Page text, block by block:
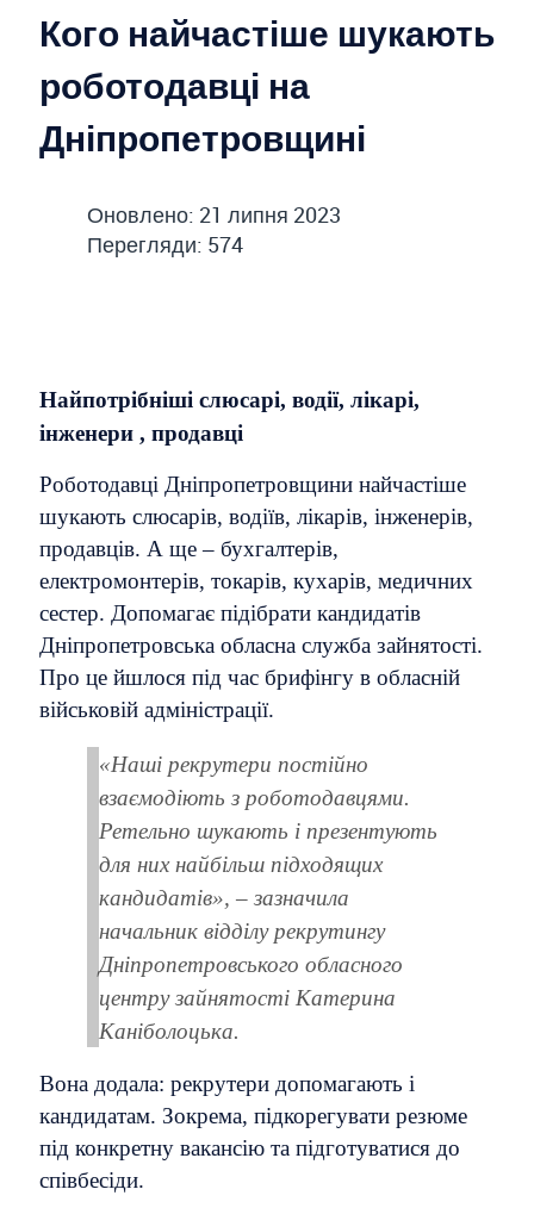
Кого найчастіше шукають
роботодавці на
Дніпропетровщині
Оновлено: 21 липня 2023
Перегляди: 574
Найпотрібніші слюсарі, водії, лікарі,
інженери , продавці
Роботодавці Дніпропетровщини найчастіше
шукають слюсарів, водіїв, лікарів, інженерів,
продавців. А ще – бухгалтерів,
електромонтерів, токарів, кухарів, медичних
сестер. Допомагає підібрати кандидатів
Дніпропетровська обласна служба зайнятості.
Про це йшлося під час брифінгу в обласній
військовій адміністрації.
«Наші рекрутери постійно
взаємодіють з роботодавцями.
Ретельно шукають і презентують
для них найбільш підходящих
кандидатів», – зазначила
начальник відділу рекрутингу
Дніпропетровського обласного
центру зайнятості Катерина
Каніболоцька.
Вона додала: рекрутери допомагають і
кандидатам. Зокрема, підкорегувати резюме
під конкретну вакансію та підготуватися до
співбесіди.